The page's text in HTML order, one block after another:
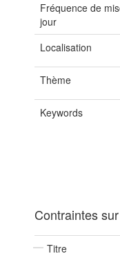
Fréquence de
jour
Localisation
Thème
Keywords
Contraintes
Titre